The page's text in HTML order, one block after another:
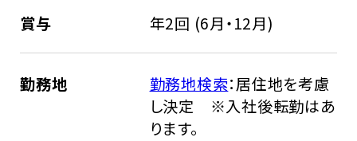
賞与 年2回 (6月・12月)
勤務地 勤務地検索：居住地を考慮
し決定 ※入社後転勤はあ
ります。